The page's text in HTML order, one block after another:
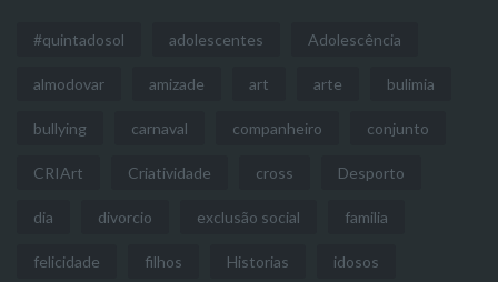
#quintadosol adolescentes Adolescência
almodovar amizade art arte bulimia
bullying carnaval companheiro conjunto
CRIArt Criatividade cross Desporto
dia divorcio exclusão social familia
felicidade filhos Historias idosos